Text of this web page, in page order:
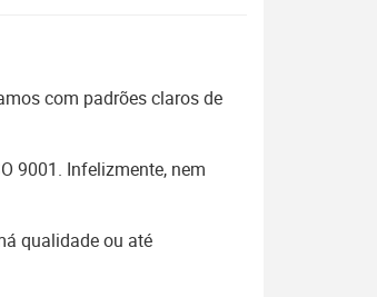
com padrões claros de
9001. Infelizmente, nem
qualidade ou até